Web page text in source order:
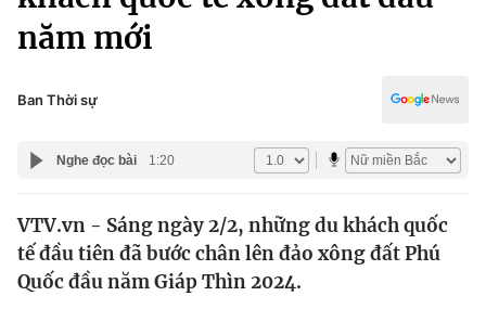
Xã hội
Pháp luật
Y tế
Thế giới
Tin tức
Kinh tế
Văn hóa - Giải trí
Công nghệ
năm mới
Ban Thời sự
Nghe đọc bài 1:20
VTV.vn - Sáng ngày 2/2, những du khách quốc
tế đầu tiên đã bước chân lên đảo xông đất Phú
Quốc đầu năm Giáp Thìn 2024.